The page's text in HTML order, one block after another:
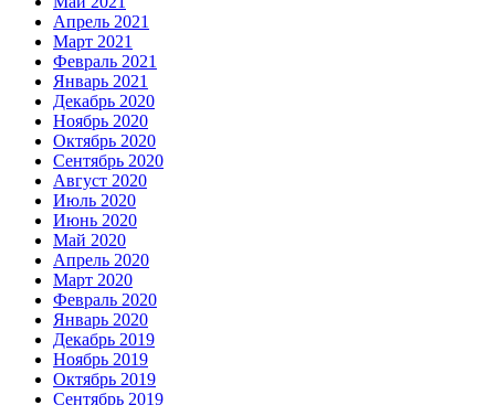
Апрель 2021
Март 2021
Февраль 2021
Январь 2021
Декабрь 2020
Ноябрь 2020
Октябрь 2020
Сентябрь 2020
Август 2020
Июль 2020
Июнь 2020
Май 2020
Апрель 2020
Март 2020
Февраль 2020
Январь 2020
Декабрь 2019
Ноябрь 2019
Октябрь 2019
Сентябрь 2019